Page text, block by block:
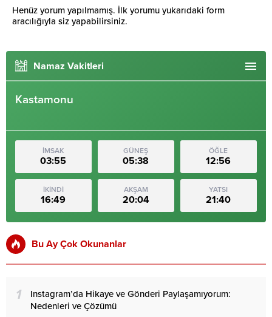
Henüz yorum yapılmamış. İlk yorumu yukarıdaki form
aracılığıyla siz yapabilirsiniz.
Namaz Vakitleri
Kastamonu
İMSAK
03:55
GÜNEŞ
05:38
ÖĞLE
12:56
İKİNDİ
16:49
AKŞAM
20:04
YATSI
21:40
Bu Ay Çok Okunanlar
1
Instagram’da Hikaye ve Gönderi Paylaşamıyorum:
Nedenleri ve Çözümü